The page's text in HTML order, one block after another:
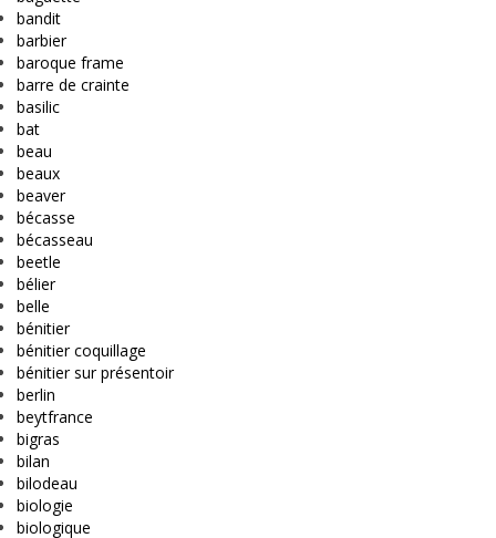
bandit
barbier
baroque frame
barre de crainte
basilic
bat
beau
beaux
beaver
bécasse
bécasseau
beetle
bélier
belle
bénitier
bénitier coquillage
bénitier sur présentoir
berlin
beytfrance
bigras
bilan
bilodeau
biologie
biologique